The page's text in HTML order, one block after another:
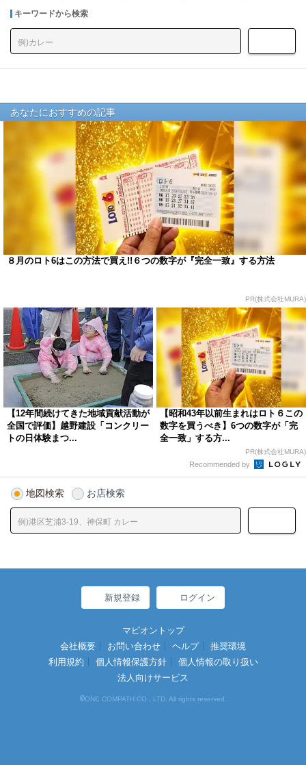
キーワードから検索
あなたにおすすめの記事
８月のロト6はこの方法で買え!!６つの数字が『完全一致』する方法
PR(株式会社MURA)
【12年間続けてきた地域貢献活動が
全国で評価】越野建設「コンクリー
トの日体験まつ...
【昭和43年以前生まれはロト６この
数字を買うべき】6つの数字が「完
全一致」する方...
PR(株式会社MURA)
Recommended by
地図検索 お店検索
新規登録 ログイン
マピオントップ
会社概要
お問い合わせ ヘルプ
推奨環境
利用規約
個人情報保護方針
個人情報の取り扱い
法人向けサービス
©ONE COMPATH CO., LTD. All rights reserved.